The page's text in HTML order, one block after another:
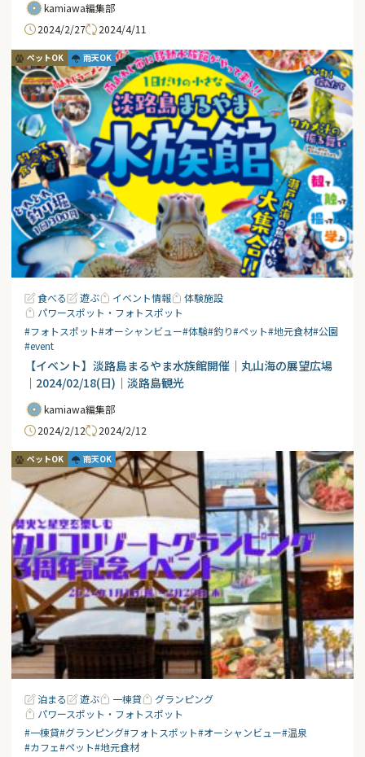
kamiawa編集部
2024/2/27
2024/4/11
ペットOK 雨天OK
イベント情報
食べる 遊ぶ
体験施設
パワースポット・フォトスポット
#フォトスポット#オーシャンビュー#体験#釣り#ペット#地元食材#公園
#event
【イベント】淡路島まるやま水族館開催｜丸山海の展望広場
｜2024/02/18(日)｜淡路島観光
kamiawa編集部
2024/2/12
2024/2/12
ペットOK 雨天OK
一棟貸
泊まる グランピング
遊ぶ
パワースポット・フォトスポット
#一棟貸#グランピング#フォトスポット#オーシャンビュー#温泉
#カフェ#ペット#地元食材